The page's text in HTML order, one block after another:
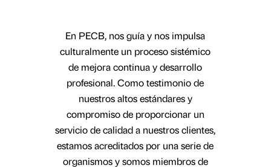
En PECB, nos guía y nos impulsa
culturalmente un proceso sistémico
de mejora continua y desarrollo
profesional. Como testimonio de
nuestros altos estándares y
compromiso de proporcionar un
servicio de calidad a nuestros clientes,
estamos acreditados por una serie de
organismos y somos miembros de